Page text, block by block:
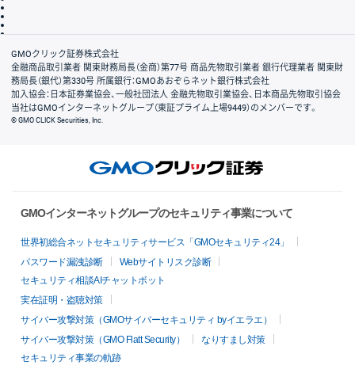
会社案内
GMOクリック証券株式会社
金融商品取引業者 関東財務局長（金商）第77号 商品先物取引業者 銀行代理業者 関東財
務局長（銀代）第330号 所属銀行：GMOあおぞらネット銀行株式会社
加入協会：日本証券業協会、一般社団法人 金融先物取引業協会、日本商品先物取引協会
当社はGMOインターネットグループ（東証プライム上場9449）のメンバーです。
© GMO CLICK Securities, Inc.
GMOインターネットグループのセキュリティ事業について
世界初総合ネットセキュリティサービス「GMOセキュリティ24」
パスワード漏洩診断
Webサイトリスク診断
セキュリティ相談AIチャットボット
実在証明・盗聴対策
サイバー攻撃対策（GMOサイバーセキュリティ byイエラエ）
サイバー攻撃対策（GMO Flatt Security）
なりすまし対策
セキュリティ事業の軌跡